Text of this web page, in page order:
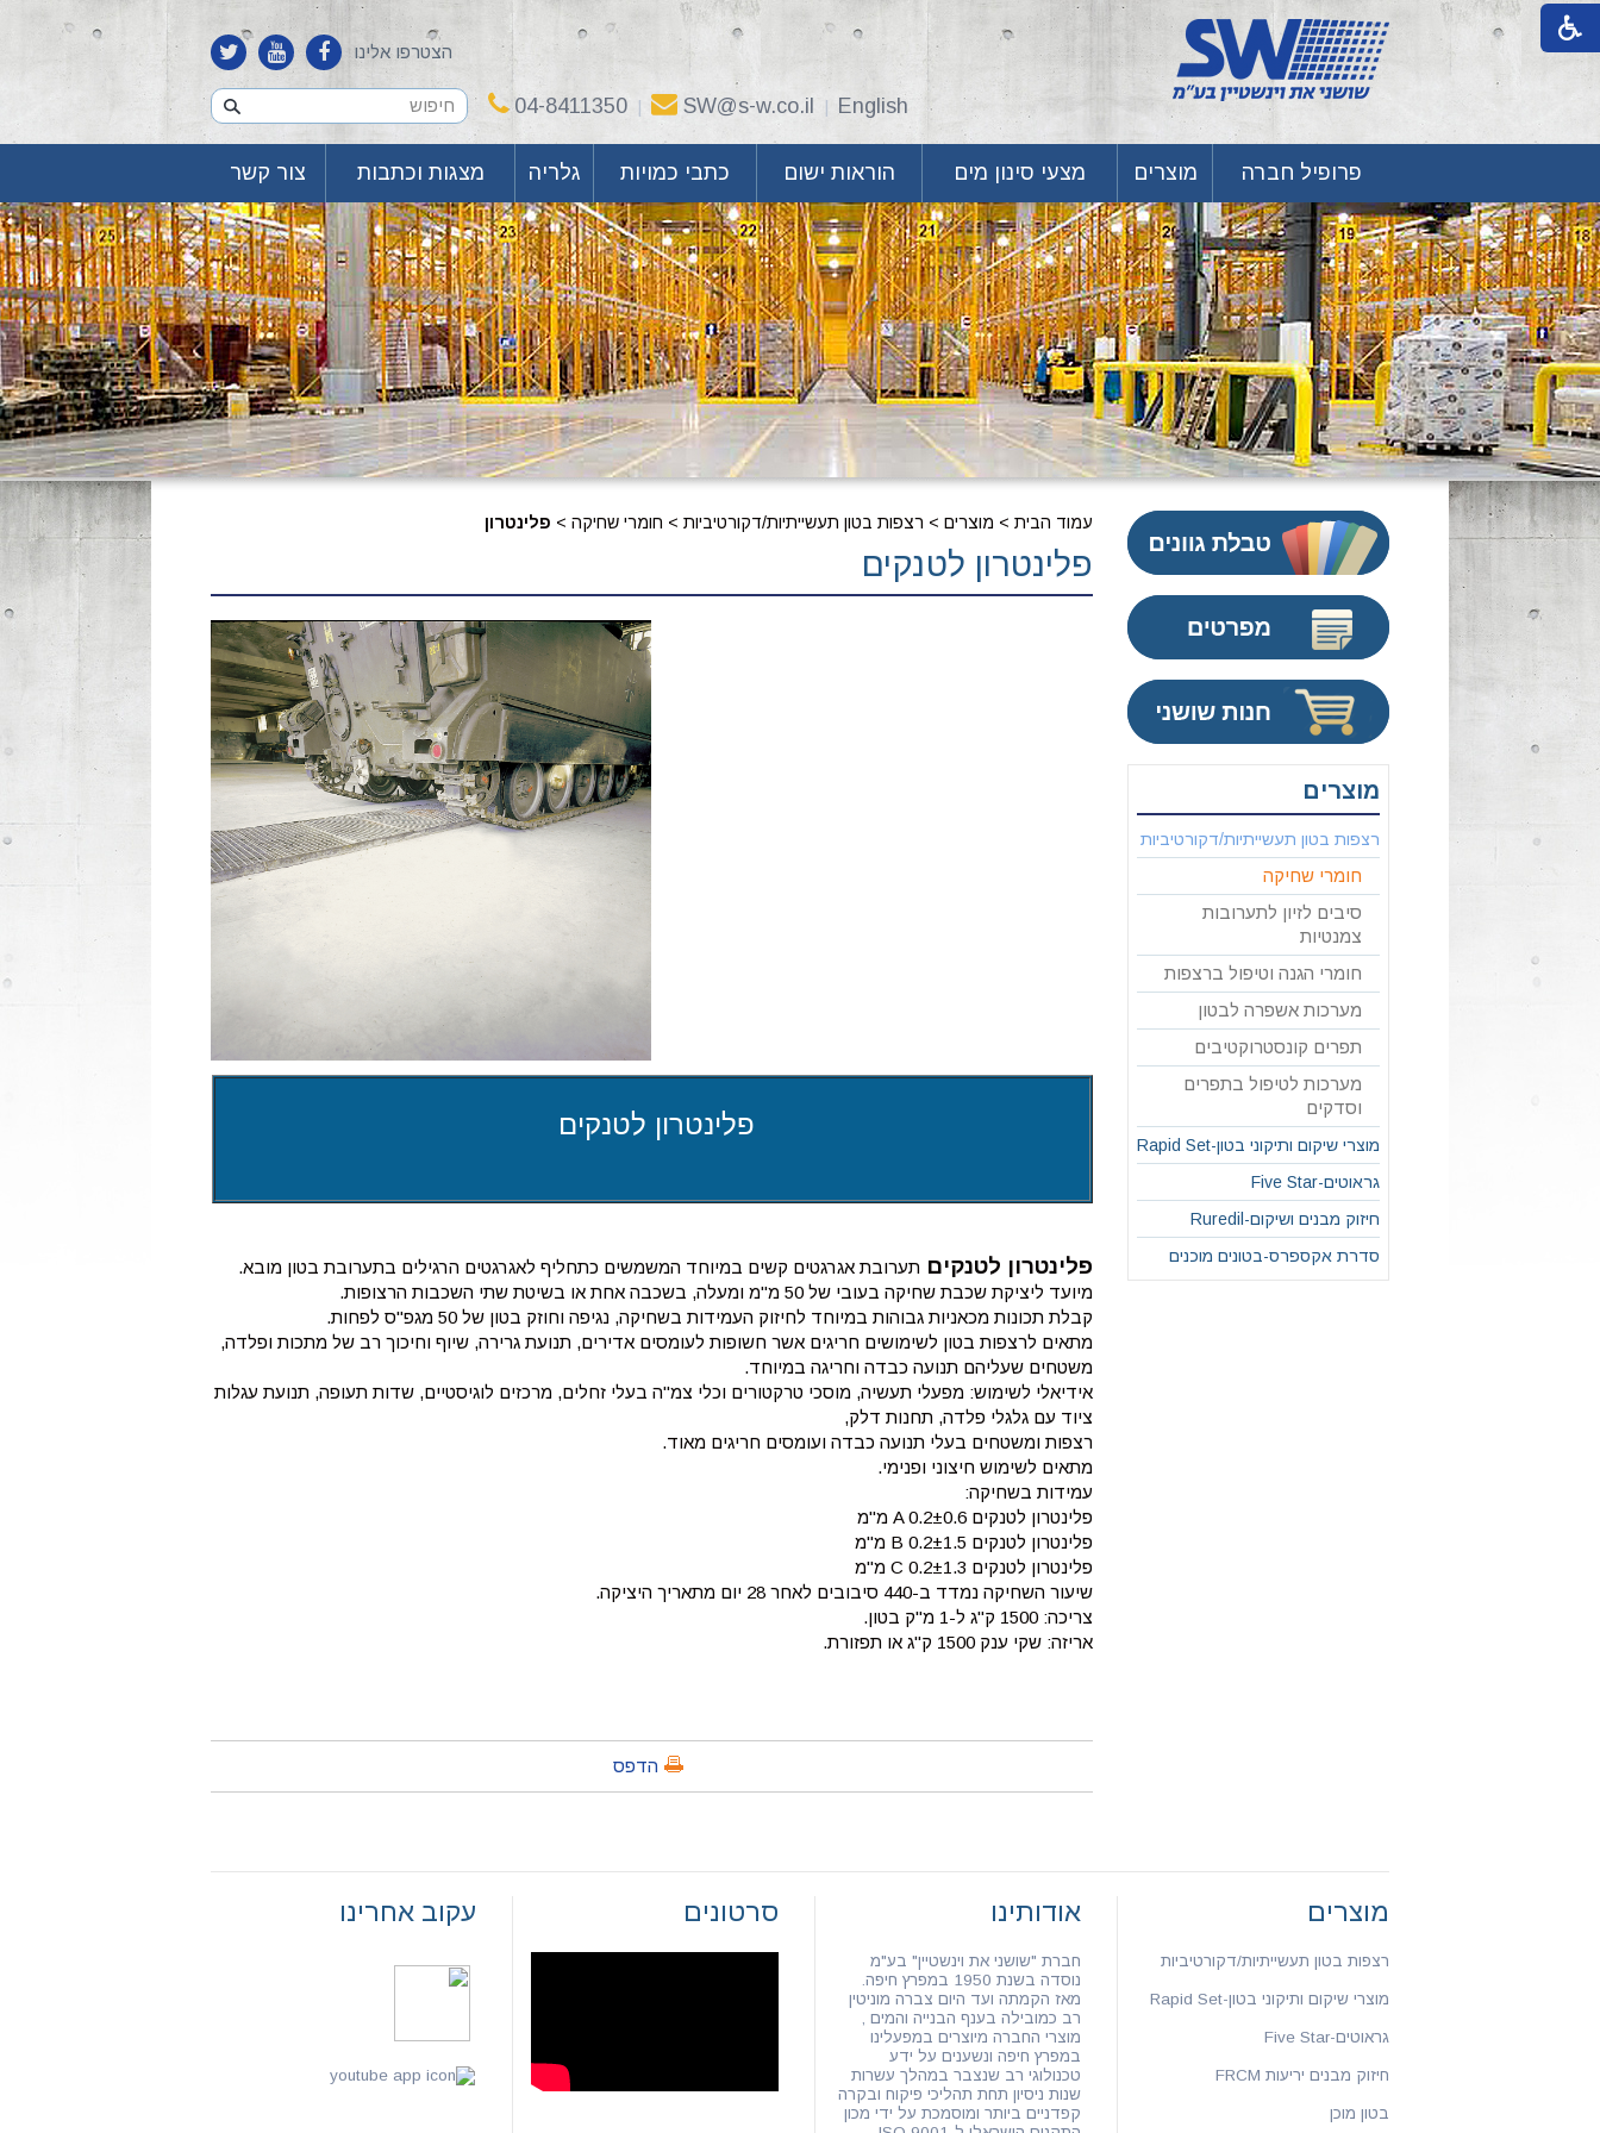
הצטרפו אלינו
04-8411350 | SW@s-w.co.il | English
פרופיל חברה מוצרים מצעי סינון מים הוראות ישום כתבי כמויות גלריה מצגות וכתבות צור קשר
עמוד הבית > מוצרים > רצפות בטון תעשייתיות/דקורטיביות > חומרי שחיקה > פלינטרון
פלינטרון לטנקים
פלינטרון לטנקים
פלינטרון לטנקים תערובת אגרגטים קשים במיוחד המשמשים כתחליף לאגרגטים הרגילים בתערובת בטון מובא.
מיועד ליציקת שכבת שחיקה בעובי של 50 מ"מ ומעלה, בשכבה אחת או בשיטת שתי השכבות הרצופות.
קבלת תכונות מכאניות גבוהות במיוחד לחיזוק העמידות בשחיקה, נגיפה וחוזק בטון של 50 מגפ"ס לפחות.
מתאים לרצפות בטון לשימושים חריגים אשר חשופות לעומסים אדירים, תנועת גרירה, שיוף וחיכוך רב של מתכות ופלדה,
משטחים שעליהם תנועה כבדה וחריגה במיוחד.
אידיאלי לשימוש: מפעלי תעשיה, מוסכי טרקטורים וכלי צמ"ה בעלי זחלים, מרכזים לוגיסטיים, שדות תעופה, תנועת עגלות
ציוד עם גלגלי פלדה, תחנות דלק,
רצפות ומשטחים בעלי תנועה כבדה ועומסים חריגים מאוד.
מתאים לשימוש חיצוני ופנימי.
עמידות בשחיקה:
פלינטרון לטנקים A 0.2±0.6 מ"מ
פלינטרון לטנקים B 0.2±1.5 מ"מ
פלינטרון לטנקים C 0.2±1.3 מ"מ
שיעור השחיקה נמדד ב-440 סיבובים לאחר 28 יום מתאריך היציקה.
צריכה: 1500 ק"ג ל-1 מ"ק בטון.
אריזה: שקי ענק 1500 ק"ג או תפזורת.
הדפס
מוצרים
רצפות בטון תעשייתיות/דקורטיביות
חומרי שחיקה
סיבים לזיון לתערובות
צמנטיות
חומרי הגנה וטיפול ברצפות
מערכות אשפרה לבטון
תפרים קונסטרוקטיבים
מערכות לטיפול בתפרים
וסדקים
מוצרי שיקום ותיקוני בטון-Rapid Set
גראוטים-Five Star
חיזוק מבנים ושיקום-Ruredil
סדרת אקספרס-בטונים מוכנים
מוצרים
רצפות בטון תעשייתיות/דקורטיביות
מוצרי שיקום ותיקוני בטון-Rapid Set
גראוטים-Five Star
חיזוק מבנים יריעות FRCM
בטון מוכן
אודותינו
חברת "שושני את וינשטיין" בע"מ
נוסדה בשנת 1950 במפרץ חיפה.
מאז הקמתה ועד היום צברה מוניטין
רב כמובילה בענף הבנייה והמים ,
מוצרי החברה מיוצרים במפעלינו
במפרץ חיפה ונשענים על ידע
טכנולוגי רב שנצבר במהלך עשרות
שנות ניסיון תחת תהליכי פיקוח ובקרה
קפדניים ביותר ומוסמכת על ידי מכון
סרטונים עקוב אחרינו